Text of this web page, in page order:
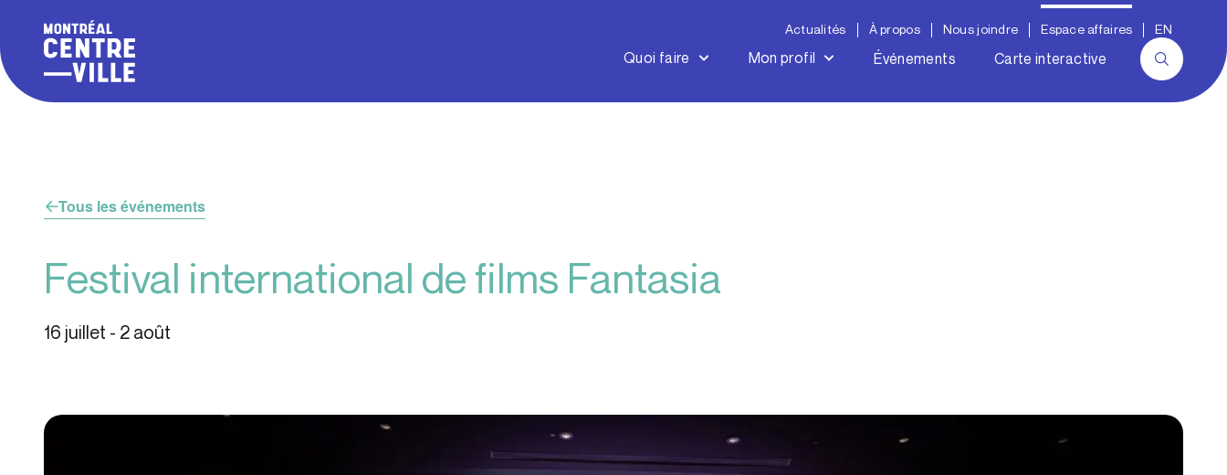
Actualités À propos Nous joindre Espace affaires EN
Quoi faire Mon profil Événements Carte interactive
Tous les événements
Festival international de films Fantasia
16 juillet - 2 août